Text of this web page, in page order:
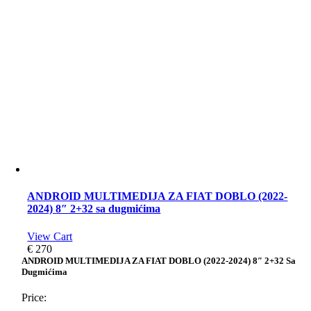
ANDROID MULTIMEDIJA ZA FIAT DOBLO (2022-
2024) 8″ 2+32 sa dugmićima
View Cart
€ 270
ANDROID MULTIMEDIJA ZA FIAT DOBLO (2022-2024) 8″ 2+32 Sa
Dugmićima
Price: